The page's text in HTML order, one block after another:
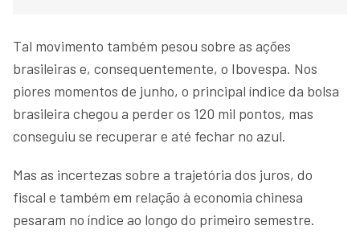
Tal movimento também pesou sobre as ações
brasileiras e, consequentemente, o Ibovespa. Nos
piores momentos de junho, o principal índice da bolsa
brasileira chegou a perder os 120 mil pontos, mas
conseguiu se recuperar e até fechar no azul.
Mas as incertezas sobre a trajetória dos juros, do
fiscal e também em relação à economia chinesa
pesaram no índice ao longo do primeiro semestre.